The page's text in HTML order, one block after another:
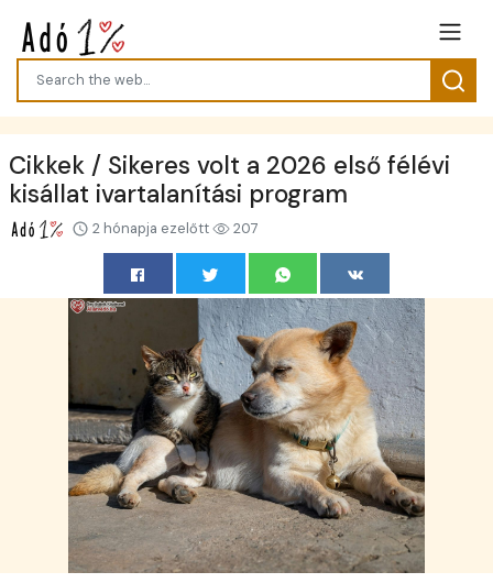
Cikkek / Sikeres volt a 2026 első félévi
kisállat ivartalanítási program
2 hónapja ezelőtt 207